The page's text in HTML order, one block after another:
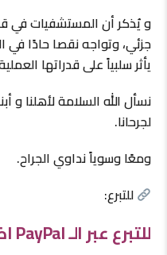
و يُذكر أن المستشفيات في
جزئي، وتواجه نقصا حادًا في
يأثر سلبياً على قدراتها
نسأل الله السلامة لأهلنا و
لجرحانا.
ومعًا وسوياً نداوي الجراح.
للتبرع:
للتبرع عبر الـ PayPal اضغط هنا